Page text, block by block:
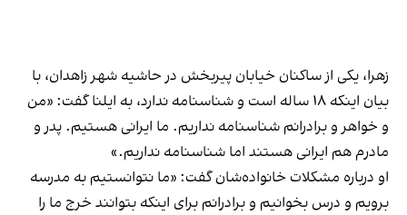
زهرا، یکی از ساکنان خیابان پیربخش در حاشیه شهر زاهدان، با
بیان اینکه ۱۸ ساله است و شناسنامه ندارد، به ایلنا گفت: «من
و خواهر و برادرانم شناسنامه نداریم. ما ایرانی هستیم. پدر و
مادرم هم ایرانی هستند اما شناسنامه نداریم.»
او درباره مشکلات خانواده‌شان گفت: «ما نتوانستیم به مدرسه
برویم و درس بخوانیم و برادرانم برای اینکه بتوانند خرج ما را